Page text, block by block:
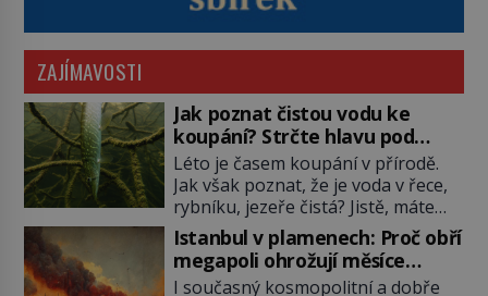
ZAJÍMAVOSTI
Jak poznat čistou vodu ke
koupání? Strčte hlavu pod
hladinu!
Léto je časem koupání v přírodě.
Jak však poznat, že je voda v řece,
rybníku, jezeře čistá? Jistě, máte
možnost využít informace
hygieniků či podrobit křížovému
výslechu provozovatele přírodního
Istanbul v plamenech: Proč obří
megapoli ohrožují měsíce
smaženého lilku?
I současný kosmopolitní a dobře